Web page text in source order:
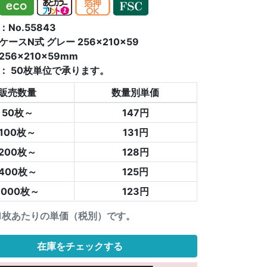
No.55843
ースN式 グレー 256×210×59
50枚単位で承ります。
あたりの単価（税別）です。
売数量
数量別単価
50枚～
147円
枚～
131円
枚～
128円
枚～
125円
枚～
123円
在庫をチェックする